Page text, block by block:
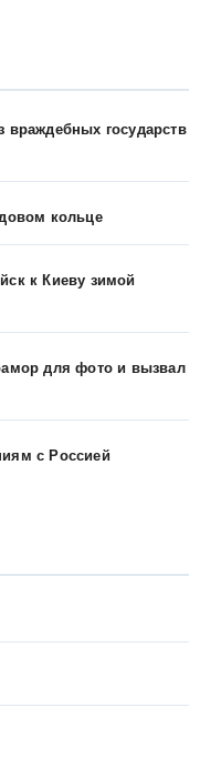
враждебных государств
кольце
к Киеву зимой
для фото и вызвал
с Россией